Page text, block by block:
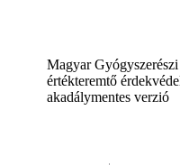
Magyar
értékteremtő
akadálymentes verzió